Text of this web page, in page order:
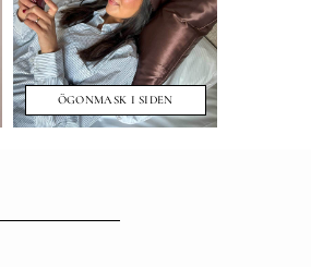
ÖGONMASK I SIDEN